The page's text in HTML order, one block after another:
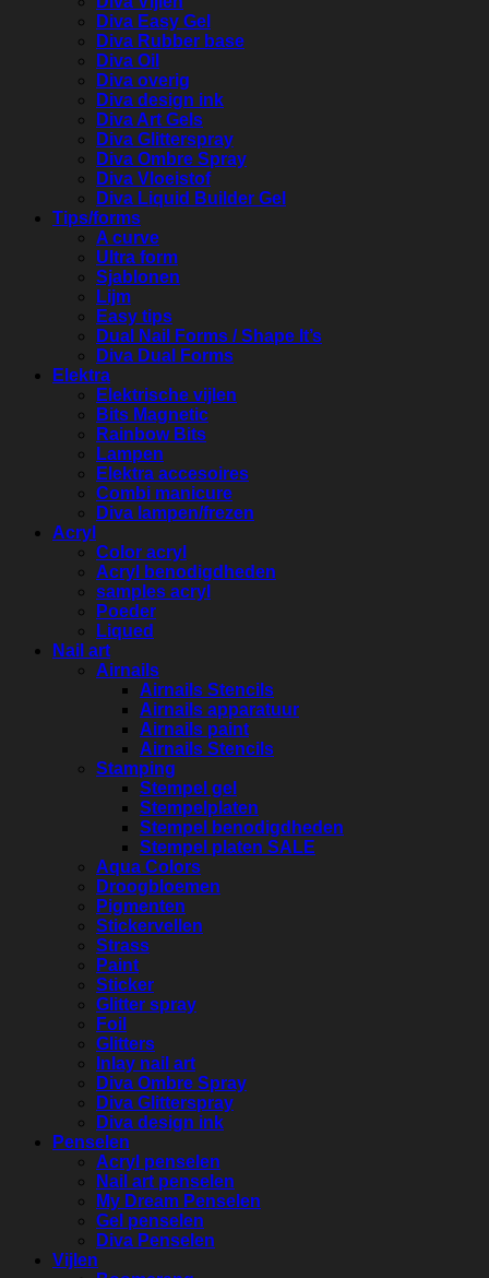
Diva Easy Gel
Diva Rubber base
Diva Oil
Diva overig
Diva design ink
Diva Art Gels
Diva Glitterspray
Diva Ombre Spray
Diva Vloeistof
Diva Liquid Builder Gel
Tips/forms
A curve
Ultra form
Sjablonen
Lijm
Easy tips
Dual Nail Forms / Shape It’s
Diva Dual Forms
Elektra
Elektrische vijlen
Bits Magnetic
Rainbow Bits
Lampen
Elektra accesoires
Combi manicure
Diva lampen/frezen
Acryl
Color acryl
Acryl benodigdheden
samples acryl
Poeder
Liqued
Nail art
Airnails
Airnails Stencils
Airnails apparatuur
Airnails paint
Airnails Stencils
Stamping
Stempel gel
Stempelplaten
Stempel benodigdheden
Stempel platen SALE
Aqua Colors
Droogbloemen
Pigmenten
Stickervellen
Strass
Paint
Sticker
Glitter spray
Foil
Glitters
Inlay nail art
Diva Ombre Spray
Diva Glitterspray
Diva design ink
Penselen
Acryl penselen
Nail art penselen
My Dream Penselen
Gel penselen
Diva Penselen
Vijlen